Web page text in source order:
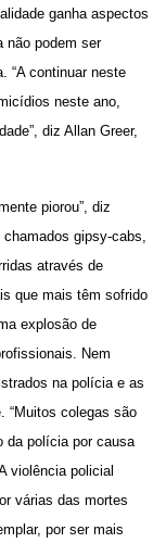
ganha aspectos
não podem ser
“A continuar neste
neste ano,
diz Allan Greer,
piorou”, diz
chamados gipsy-cabs,
através de
que mais têm sofrido
explosão de
Nem
na polícia e as
“Muitos colegas são
da polícia por causa
violência policial
várias das mortes
por ser mais